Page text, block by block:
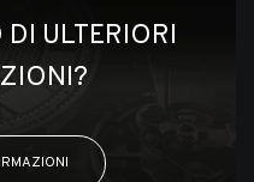
ULTERIORI